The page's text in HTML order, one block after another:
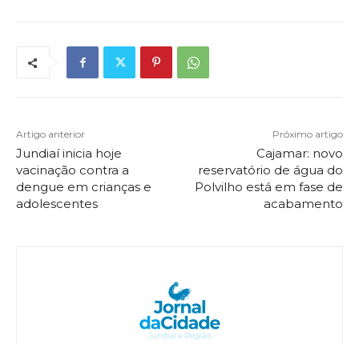
Artigo anterior
Jundiaí inicia hoje
vacinação contra a
dengue em crianças e
adolescentes
Próximo artigo
Cajamar: novo
reservatório de água do
Polvilho está em fase de
acabamento